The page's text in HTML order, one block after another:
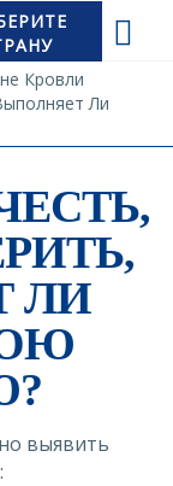
Кровли
Ли
ЛИ
выявить